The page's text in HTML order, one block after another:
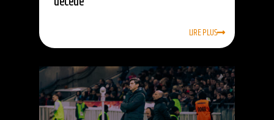
LIRE PLUS